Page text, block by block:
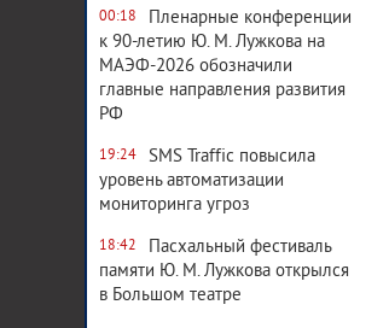
00:18
Пленарные конференции
к 90-летию Ю. М. Лужкова на
МАЭФ-2026 обозначили
главные направления развития
РФ
19:24
SMS Traffic повысила
уровень автоматизации
мониторинга угроз
18:42
Пасхальный фестиваль
памяти Ю. М. Лужкова открылся
в Большом театре